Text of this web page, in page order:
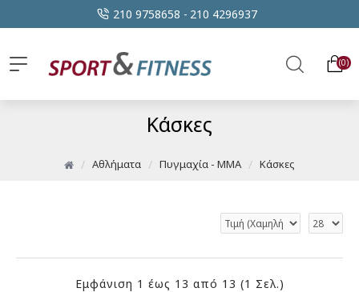
210 9758658 - 210 4296937
0
Αθλήματα Πυγμαχία - MMA Κάσκες
Κάσκες
Εμφάνιση 1 έως 13 από 13 (1 Σελ.)